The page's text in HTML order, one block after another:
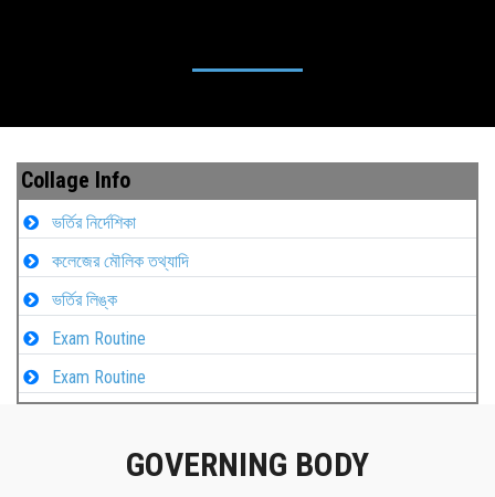
Collage Info
ভর্তির নির্দেশিকা
কলেজের মৌলিক তথ্যাদি
ভর্তির লিঙ্ক
Exam Routine
Exam Routine
GOVERNING BODY